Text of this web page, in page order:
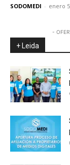
SODOMEDI - enero
-
+ Leida